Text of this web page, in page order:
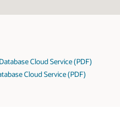
Cloud Service (PDF)
Cloud Service (PDF)